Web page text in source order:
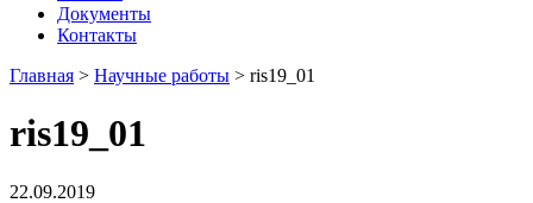
Документы
Контакты
Главная > Научные работы > ris19_01
ris19_01
22.09.2019